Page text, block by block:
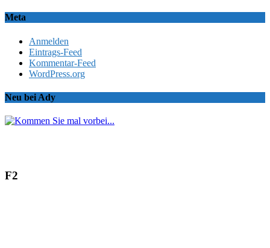
Meta
Anmelden
Eintrags-Feed
Kommentar-Feed
WordPress.org
Neu bei Ady
F2